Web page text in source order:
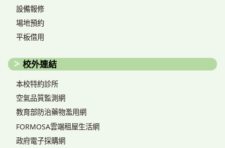
設備報修
場地預約
平板借用
校外連結
本校特約診所
空氣品質監測網
教育部防治藥物濫用網
FORMOSA雲端租屋生活網
政府電子採購網